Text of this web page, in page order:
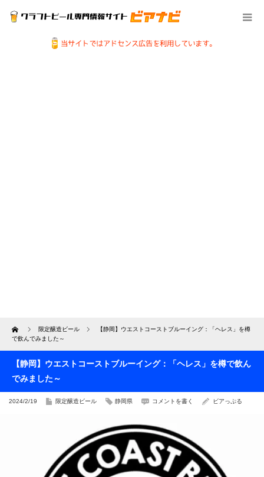
Home 限定醸造ビール
【静岡】ウエストコーストブルーイング：「ヘレス」を樽
で飲んでみました～
【静岡】ウエストコーストブルーイング：「ヘレス」を樽で飲ん
でみました～
2024/2/19 限定醸造ビール 静岡県 コメントを書く ビアっぷる